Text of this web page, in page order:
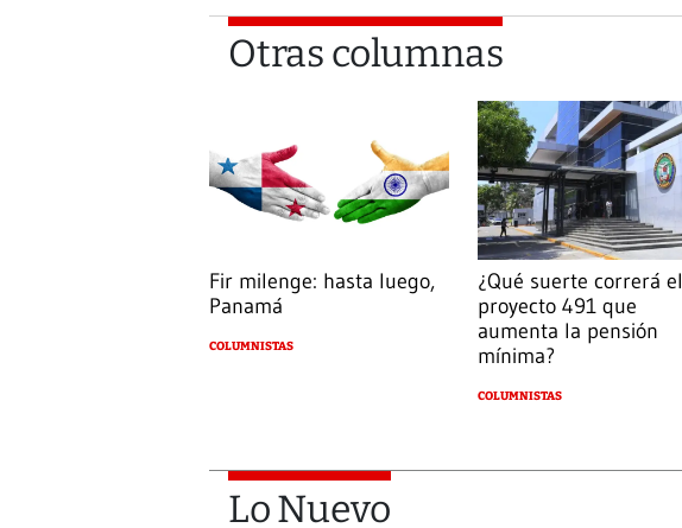
Otras columnas
Fir milenge: hasta luego,
Panamá
COLUMNISTAS
¿Qué suerte correrá el
proyecto 491 que
aumenta la pensión
mínima?
COLUMNISTAS
Lo Nuevo